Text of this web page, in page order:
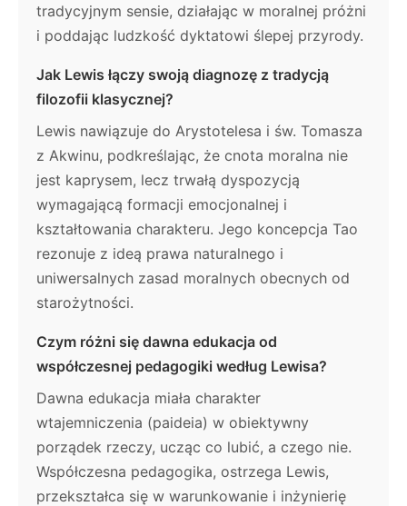
tradycyjnym sensie, działając w moralnej próżni
i poddając ludzkość dyktatowi ślepej przyrody.
Jak Lewis łączy swoją diagnozę z tradycją
filozofii klasycznej?
Lewis nawiązuje do Arystotelesa i św. Tomasza
z Akwinu, podkreślając, że cnota moralna nie
jest kaprysem, lecz trwałą dyspozycją
wymagającą formacji emocjonalnej i
kształtowania charakteru. Jego koncepcja Tao
rezonuje z ideą prawa naturalnego i
uniwersalnych zasad moralnych obecnych od
starożytności.
Czym różni się dawna edukacja od
współczesnej pedagogiki według Lewisa?
Dawna edukacja miała charakter
wtajemniczenia (paideia) w obiektywny
porządek rzeczy, ucząc co lubić, a czego nie.
Współczesna pedagogika, ostrzega Lewis,
przekształca się w warunkowanie i inżynierię